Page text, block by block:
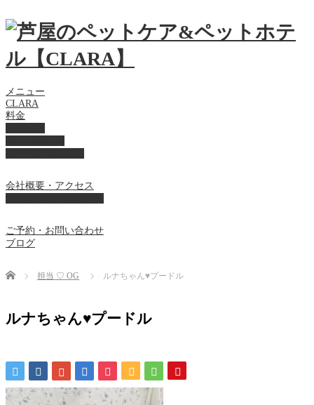
メニュー
CLARA
料金
会社概要・アクセス
ご予約・お問い合わせ
ブログ
Home 担当 ♡ OG ルナちゃん♥プードル
ルナちゃん♥プードル